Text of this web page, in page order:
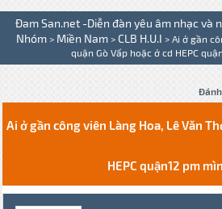
Đam San.net -Diễn đàn yêu âm nhạc và
Nhóm > Miền Nam > CLB H.U.I > Ai ở gần
quận Gò Vấp hoặc ở cd HEPC
Ai ở gần công viên Làng Hoa, Lê Văn
HEPC quận12 pm